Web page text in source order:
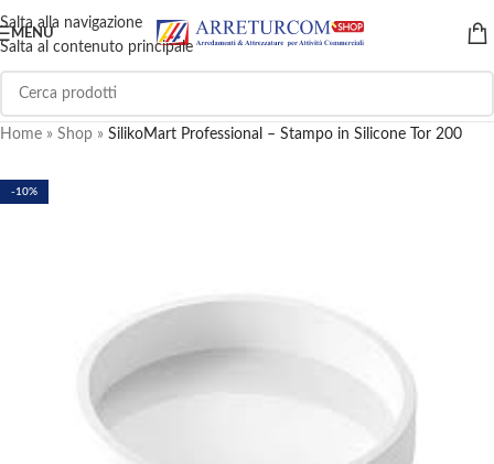
Salta alla navigazione
Salta al contenuto principale
MENU
Home » Shop » SilikoMart Professional – Stampo in Silicone Tor 200
-10%